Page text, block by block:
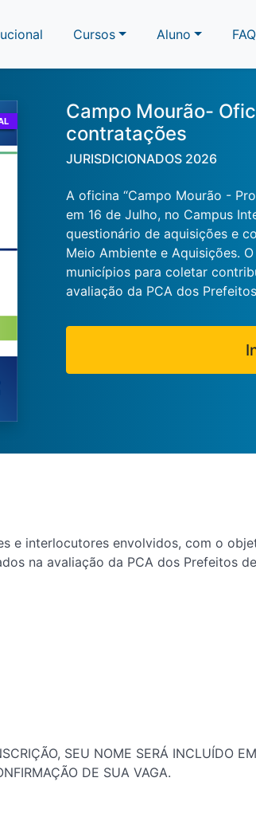
Cursos Aluno FAQ
Campo Mourão-
contratações
JURISDICIONADOS 2026
A oficina “Campo Mourão -
em 16 de Julho, no Campus
questionário de aquisições e
Meio Ambiente e Aquisições.
municípios para coletar
avaliação da PCA dos
e interlocutores envolvidos, com o
na avaliação da PCA dos Prefeitos
SEU NOME SERÁ INCLUÍDO
DE SUA VAGA.